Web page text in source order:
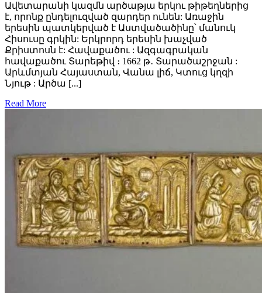
Ավետարանի կազմն արծաթյա երկու թիթեղներից
է, որոնք ընդելուզված զարդեր ունեն: Առաջին
երեսին պատկերված է Աստվածածինը՝ մանուկ
Հիսուսը գրկին: Երկրորդ երեսին խաչված
Քրիստոսն է: Հավաքածու : Ազգագրական
հավաքածու Տարեթիվ ։ 1662 թ․ Տարածաշրջան :
Արևմտյան Հայաստան, Վանա լիճ, Կտուց կղզի
Նյութ : Արծա [...]
Read More